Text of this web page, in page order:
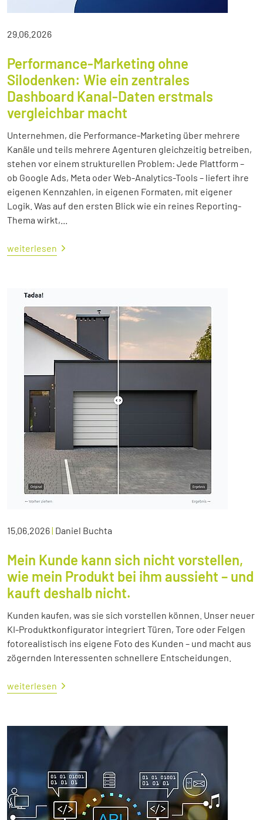
29.06.2026
Performance-Marketing ohne
Silodenken: Wie ein zentrales
Dashboard Kanal-Daten erstmals
vergleichbar macht
Unternehmen, die Performance-Marketing über mehrere
Kanäle und teils mehrere Agenturen gleichzeitig betreiben,
stehen vor einem strukturellen Problem: Jede Plattform –
ob Google Ads, Meta oder Web-Analytics-Tools – liefert ihre
eigenen Kennzahlen, in eigenen Formaten, mit eigener
Logik. Was auf den ersten Blick wie ein reines Reporting-
Thema wirkt,...
weiterlesen
15.06.2026| Daniel Buchta
Mein Kunde kann sich nicht vorstellen,
wie mein Produkt bei ihm aussieht – und
kauft deshalb nicht.
Kunden kaufen, was sie sich vorstellen können. Unser neuer
KI-Produktkonfigurator integriert Türen, Tore oder Felgen
fotorealistisch ins eigene Foto des Kunden – und macht aus
zögernden Interessenten schnellere Entscheidungen.
weiterlesen